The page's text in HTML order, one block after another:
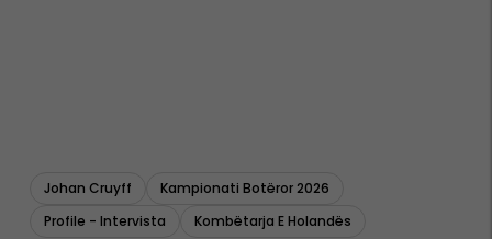
Johan Cruyff
Kampionati Botëror 2026
Profile - Intervista
Kombëtarja E Holandës